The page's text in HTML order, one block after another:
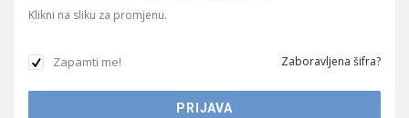
Klikni na sliku za promjenu.
Zapamti me! Zaboravljena šifra?